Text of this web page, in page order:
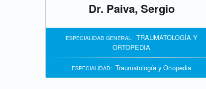
a
r
g
Dr. Paiva, Sergio
ESPECIALIDAD GENERAL: TRAUMATOLOGÍA Y
ORTOPEDIA
ESPECIALIDAD: Traumatología y Ortopedia